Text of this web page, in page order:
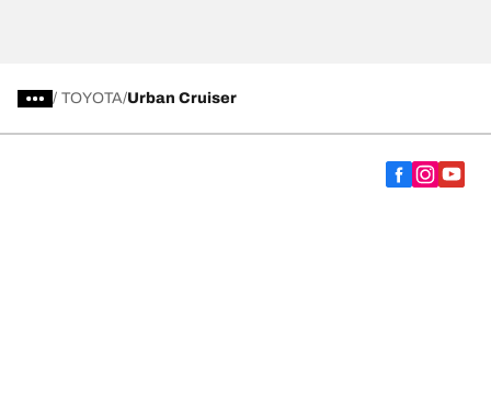
/ TOYOTA Urban Cruiser